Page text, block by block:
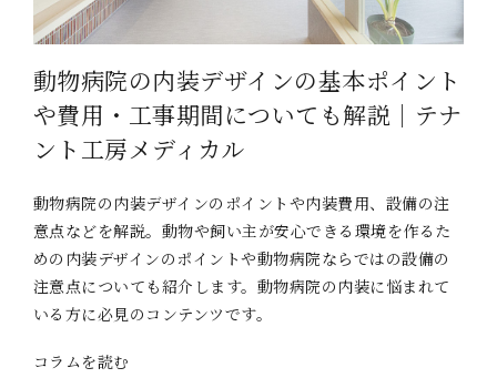
動物病院の内装デザインの基本ポイント
や費用・工事期間についても解説｜テナ
ント工房メディカル
動物病院の内装デザインのポイントや内装費用、設備の注
意点などを解説。動物や飼い主が安心できる環境を作るた
めの内装デザインのポイントや動物病院ならではの設備の
注意点についても紹介します。動物病院の内装に悩まれて
いる方に必見のコンテンツです。
コラムを読む